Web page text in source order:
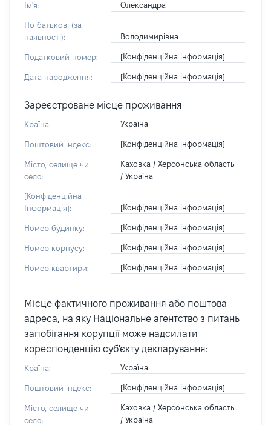
Ім'я: Олександра
По батькові (за
наявності):
Володимирівна
Податковий номер: [Конфіденційна інформація]
Дата народження: [Конфіденційна інформація]
Зареєстроване місце проживання
Країна: Україна
Поштовий індекс: [Конфіденційна інформація]
Місто, селище чи
село:
Каховка / Херсонська область
/ Україна
[Конфіденційна
Інформація]:
[Конфіденційна інформація]
Номер будинку: [Конфіденційна інформація]
Номер корпусу: [Конфіденційна інформація]
Номер квартири: [Конфіденційна інформація]
Місце фактичного проживання або поштова
адреса, на яку Національне агентство з питань
запобігання корупції може надсилати
кореспонденцію суб'єкту декларування:
Країна: Україна
Поштовий індекс: [Конфіденційна інформація]
Місто, селище чи
село:
Каховка / Херсонська область
/ Україна